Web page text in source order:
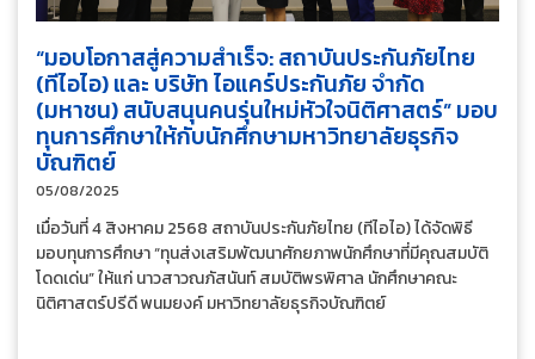
“มอบโอกาสสู่ความสำเร็จ: สถาบันประกันภัยไทย
(ทีไอไอ) และ บริษัท ไอแคร์ประกันภัย จำกัด
(มหาชน) สนับสนุนคนรุ่นใหม่หัวใจนิติศาสตร์” มอบ
ทุนการศึกษาให้กับนักศึกษามหาวิทยาลัยธุรกิจ
บัณฑิตย์
05/08/2025
เมื่อวันที่ 4 สิงหาคม 2568 สถาบันประกันภัยไทย (ทีไอไอ) ได้จัดพิธี
มอบทุนการศึกษา “ทุนส่งเสริมพัฒนาศักยภาพนักศึกษาที่มีคุณสมบัติ
โดดเด่น” ให้แก่ นาวสาวณภัสนันท์ สมบัติพรพิศาล นักศึกษาคณะ
นิติศาสตร์ปรีดี พนมยงค์ มหาวิทยาลัยธุรกิจบัณฑิตย์